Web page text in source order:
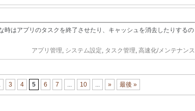
時はアプリのタスクを終了させたり、キャッシュを消去したりするの
アプリ管理, システム設定, タスク管理, 高速化/メンテナンス
3 4 5 6 7 ... 10 ... » 最後 »